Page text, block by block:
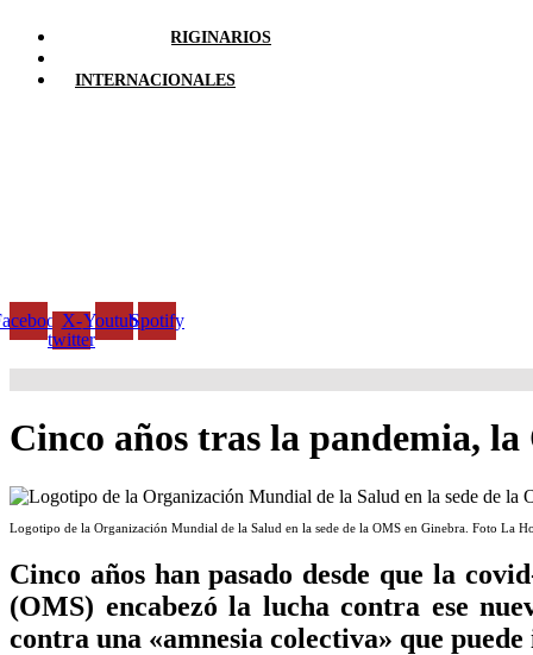
PUEBLOS ORIGINARIOS
INTERNACIONALES
X-
twitter
YoutubeSpotify
Cinco años tras la pandemia,
Logotipo de la Organización Mundial de la Salud en la sede de la OMS en Ginebra. Foto La
Cinco años han pasado desde que la
(OMS) encabezó la lucha contra ese
contra una «amnesia colectiva» que